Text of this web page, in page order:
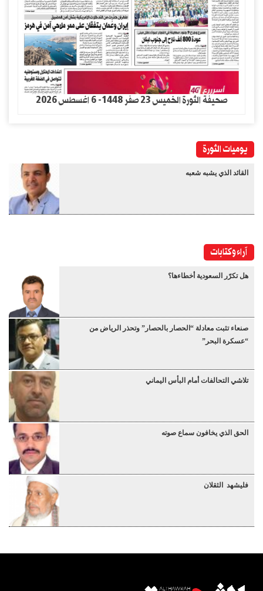
صحيفة الثورة الخميس 23 صفر 1448- 6 اغسطس 2026
يوميات الثورة
القائد الذي يشبه شعبه
آراء وكتابات
هل تكرّر السعودية أخطاءها؟
صنعاء تثبت معادلة “الحصار بالحصار” وتحذر الرياض من
“عسكرة البحر”
تلاشي التحالفات أمام البأس اليماني
الحق الذي يخافون سماع صوته
فليشهد الثقلان